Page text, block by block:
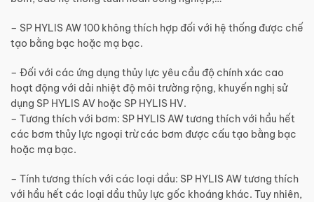
– SP HYLIS AW 100 không thích hợp đối với hệ thống được chế
tạo bằng bạc hoặc mạ bạc.
– Đối với các ứng dụng thủy lực yêu cầu độ chính xác cao
hoạt động với dải nhiệt độ môi trường rộng, khuyến nghị sử
dụng SP HYLIS AV hoặc SP HYLIS HV.
– Tương thích với bơm: SP HYLIS AW tương thích với hầu hết
các bơm thủy lực ngoại trừ các bơm được cấu tạo bằng bạc
hoặc mạ bạc.
– Tính tương thích với các loại dầu: SP HYLIS AW tương thích
với hầu hết các loại dầu thủy lực gốc khoáng khác. Tuy nhiên,